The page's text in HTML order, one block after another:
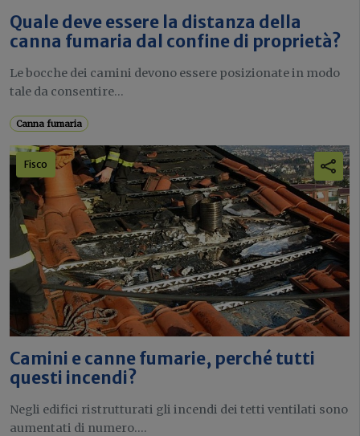
Quale deve essere la distanza della
canna fumaria dal confine di proprietà?
Le bocche dei camini devono essere posizionate in modo
tale da consentire...
Canna fumaria
Fisco
Camini e canne fumarie, perché tutti
questi incendi?
Negli edifici ristrutturati gli incendi dei tetti ventilati sono
aumentati di numero....